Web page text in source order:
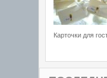
Карточки для